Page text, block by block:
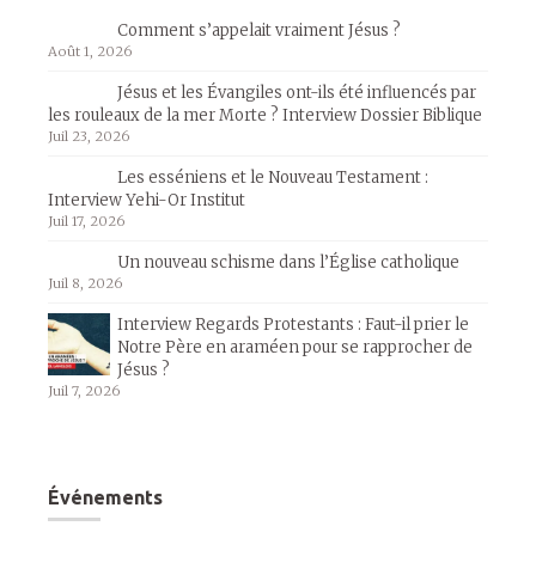
Comment s’appelait vraiment Jésus ?
Août 1, 2026
Jésus et les Évangiles ont-ils été influencés par
les rouleaux de la mer Morte ? Interview Dossier Biblique
Juil 23, 2026
Les esséniens et le Nouveau Testament :
Interview Yehi-Or Institut
Juil 17, 2026
Un nouveau schisme dans l’Église catholique
Juil 8, 2026
Interview Regards Protestants : Faut-il prier le
Notre Père en araméen pour se rapprocher de
Jésus ?
Juil 7, 2026
Événements